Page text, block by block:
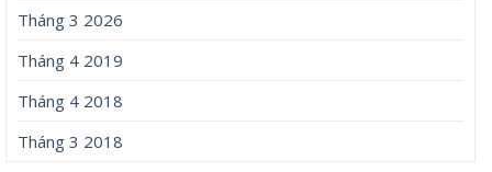
Tháng 3 2026
Tháng 4 2019
Tháng 4 2018
Tháng 3 2018